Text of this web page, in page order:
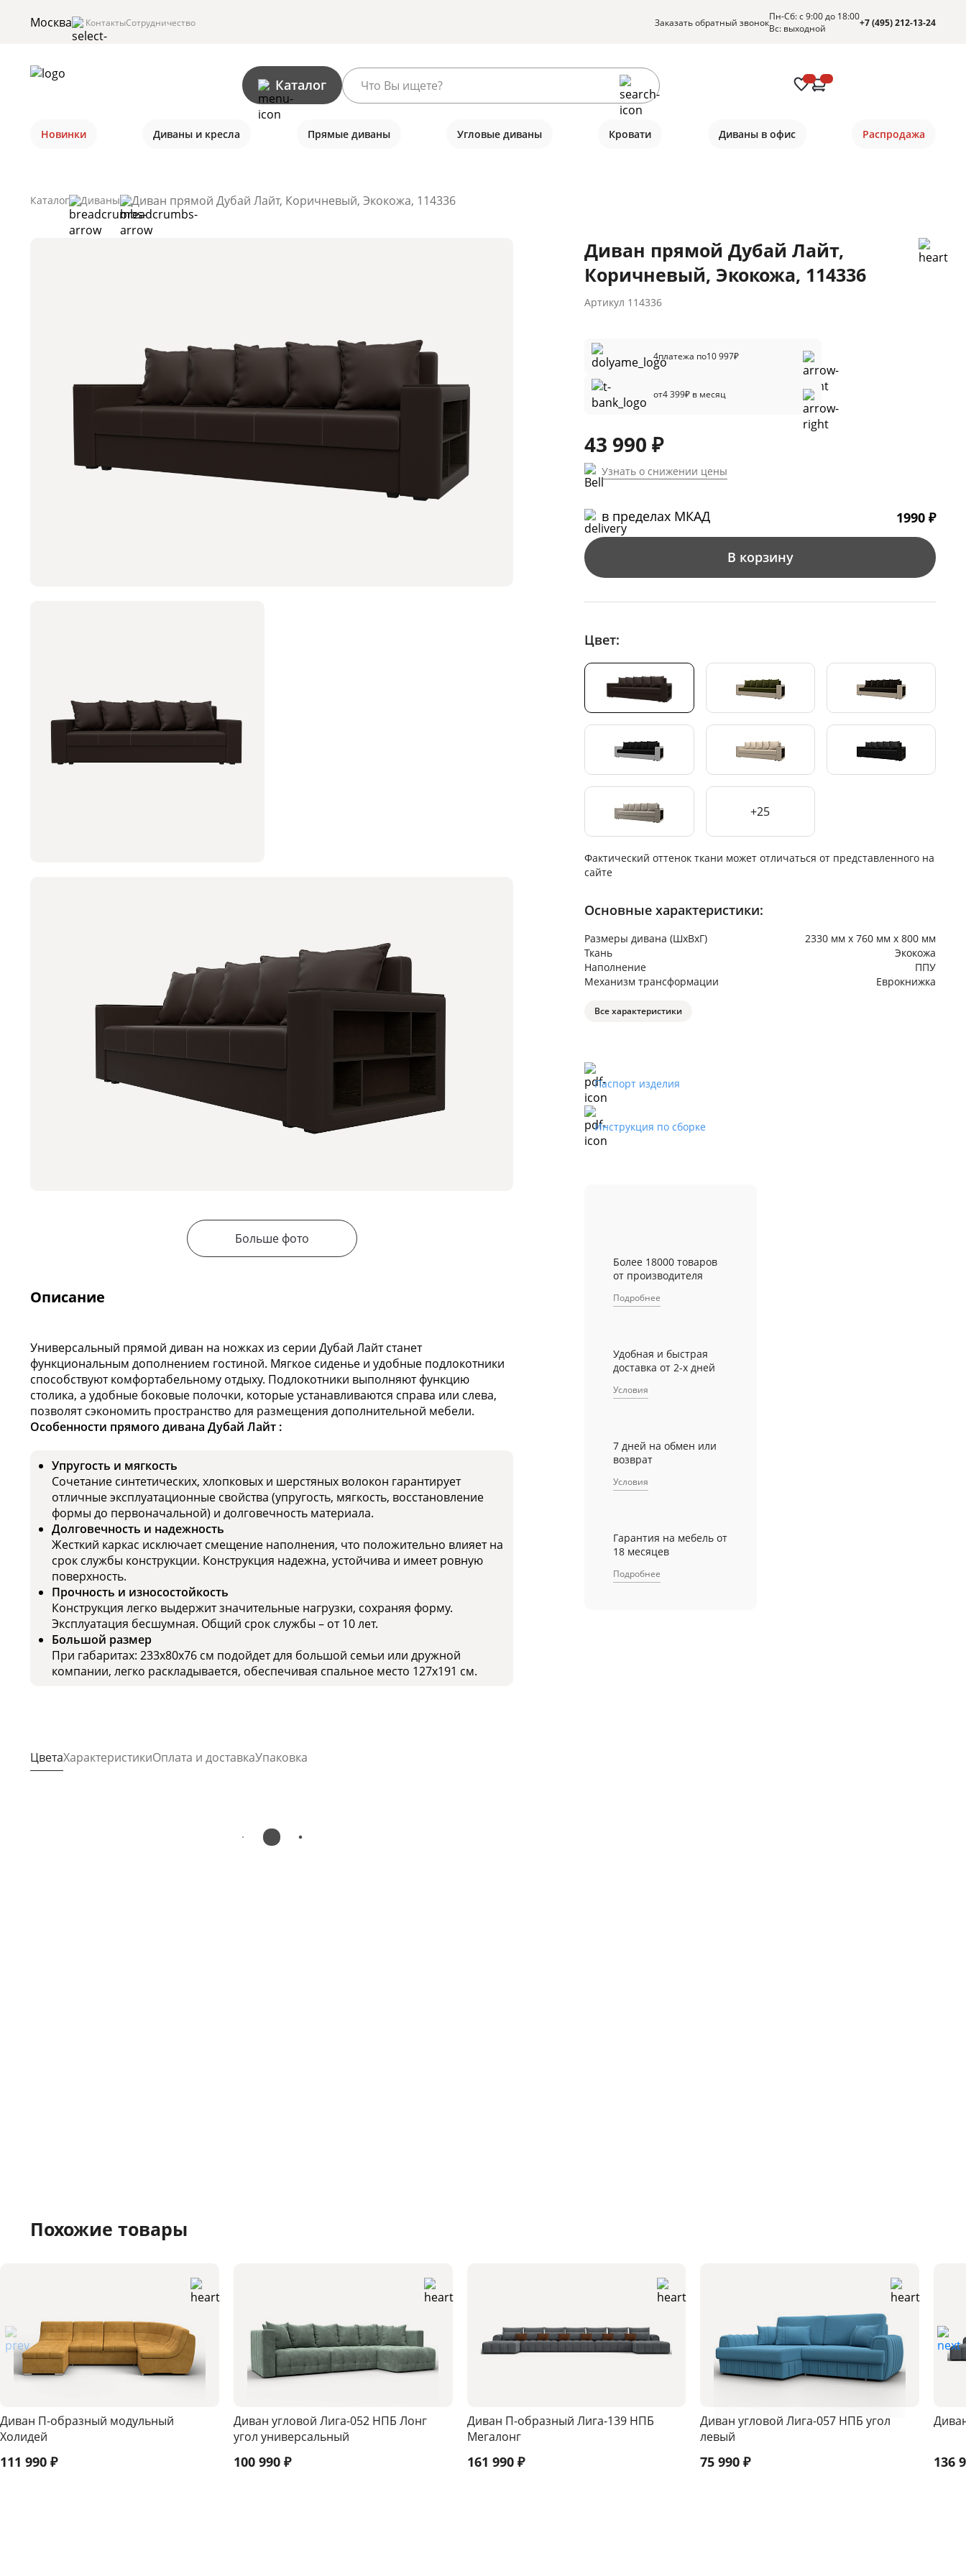
Москва КонтактыСотрудничество Заказать обратный звонокПн-Сб: с 9:00 до 18:00
Вс: выходной
+7 (495) 212-13-24
Каталог
Новинки Диваны и кресла Прямые диваны Угловые диваны Кровати Диваны в офис Распродажа
Каталог Диваны Диван прямой Дубай Лайт, Коричневый, Экокожа, 114336
Больше фото
Описание
Универсальный прямой диван на ножках из серии Дубай Лайт станет
функциональным дополнением гостиной. Мягкое сиденье и удобные подлокотники
способствуют комфортабельному отдыху. Подлокотники выполняют функцию
столика, а удобные боковые полочки, которые устанавливаются справа или слева,
позволят сэкономить пространство для размещения дополнительной мебели.
Особенности прямого дивана Дубай Лайт :
Упругость и мягкость
Сочетание синтетических, хлопковых и шерстяных волокон гарантирует
отличные эксплуатационные свойства (упругость, мягкость, восстановление
формы до первоначальной) и долговечность материала.
Долговечность и надежность
Жесткий каркас исключает смещение наполнения, что положительно влияет на
срок службы конструкции. Конструкция надежна, устойчива и имеет ровную
поверхность.
Прочность и износостойкость
Конструкция легко выдержит значительные нагрузки, сохраняя форму.
Эксплуатация бесшумная. Общий срок службы – от 10 лет.
Большой размер
При габаритах: 233x80x76 см подойдет для большой семьи или дружной
компании, легко раскладывается, обеспечивая спальное место 127x191 см.
ЦветаХарактеристикиОплата и доставкаУпаковка
Диван прямой Дубай Лайт,
Коричневый, Экокожа, 114336
Артикул 114336
4платежа по10 997₽
от4 399₽ в месяц
43 990 ₽
Узнать о снижении цены
в пределах МКАД 1990 ₽
В корзину
Цвет:
+25
Фактический оттенок ткани может отличаться от представленного на
сайте
Основные характеристики:
Размеры дивана (ШхВхГ)
2330 мм х 760 мм х 800 мм
Ткань
Экокожа
Наполнение
ППУ
Механизм трансформации
Еврокнижка
Все характеристики
Паспорт изделия
Инструкция по сборке
Более 18000 товаров
от производителя
Подробнее
Удобная и быстрая
доставка от 2-х дней
Условия
7 дней на обмен или
возврат
Условия
Гарантия на мебель от
18 месяцев
Подробнее
Похожие товары
Диван П-образный модульный
Холидей
111 990 ₽
Диван угловой Лига-052 НПБ Лонг
угол универсальный
100 990₽
Диван П-образный Лига-139 НПБ
Мегалонг
161 990₽
Диван угловой Лига-057 НПБ угол
левый
75 990 ₽ 136